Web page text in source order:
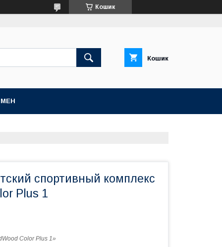
Кошик
Кошик
спортивный комплекс
Plus 1
Color Plus 1»